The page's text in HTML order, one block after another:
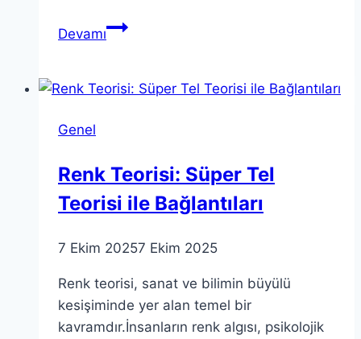
DevamıErdoğan-
Toplumsal
Genel
Renk Teorisi: Süper Tel
Teorisi ile Bağlantıları
7 Ekim 20257 Ekim 2025
Renk teorisi, sanat ve bilimin büyülü
kesişiminde yer alan temel bir
kavramdır.İnsanların renk algısı, psikolojik